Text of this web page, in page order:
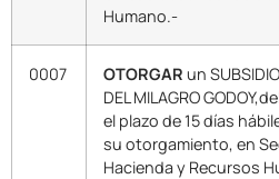
Humano.-
0007 OTORGAR un
DEL MILAGRO
el plazo de 15 días
su otorgamiento, en
Hacienda y Recursos